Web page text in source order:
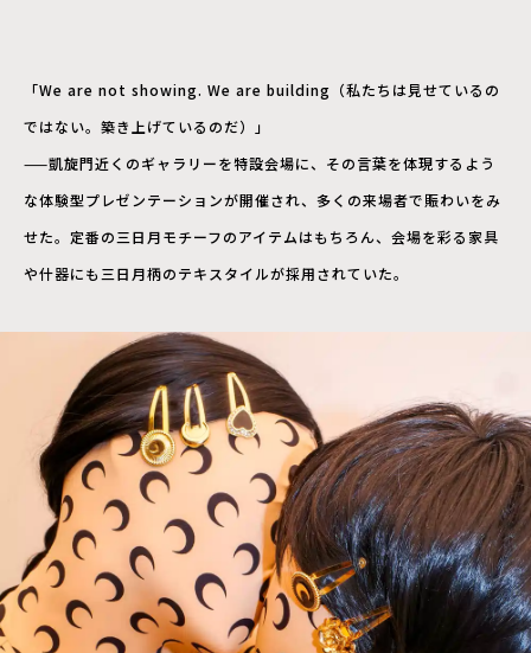
「We are not showing. We are building（私たちは見せているの
ではない。築き上げているのだ）」
——凱旋門近くのギャラリーを特設会場に、その言葉を体現するよう
な体験型プレゼンテーションが開催され、多くの来場者で賑わいをみ
せた。定番の三日月モチーフのアイテムはもちろん、会場を彩る家具
や什器にも三日月柄のテキスタイルが採用されていた。